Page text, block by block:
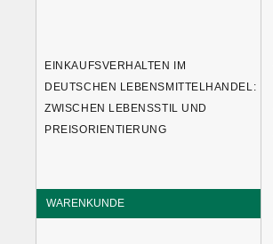
EINKAUFSVERHALTEN IM
DEUTSCHEN LEBENSMITTELHANDEL:
ZWISCHEN LEBENSSTIL UND
PREISORIENTIERUNG
WARENKUNDE